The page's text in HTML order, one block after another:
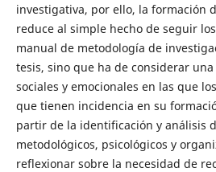
investigativa, por ello, la formación
reduce al simple hecho de seguir
manual de metodología de
tesis, sino que ha de considerar
sociales y emocionales en las que
que tienen incidencia en su
partir de la identificación y análisis
metodológicos, psicológicos y
reflexionar sobre la necesidad de